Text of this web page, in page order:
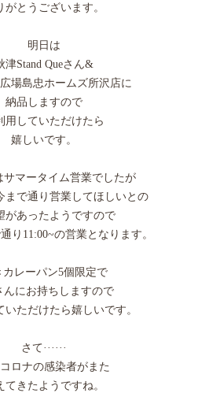
がとうございます。
明日は
津Stand Queさん&
場島忠ホームズ所沢店に
納品しますので
用していただけたら
嬉しいです。
サマータイム営業でしたが
まで通り営業してほしいとの
があったようですので
り11:00~の営業となります。
カレーパン5個限定で
んにお持ちしますので
いただけたら嬉しいです。
さて······
ロナの感染者がまた
てきたようですね。